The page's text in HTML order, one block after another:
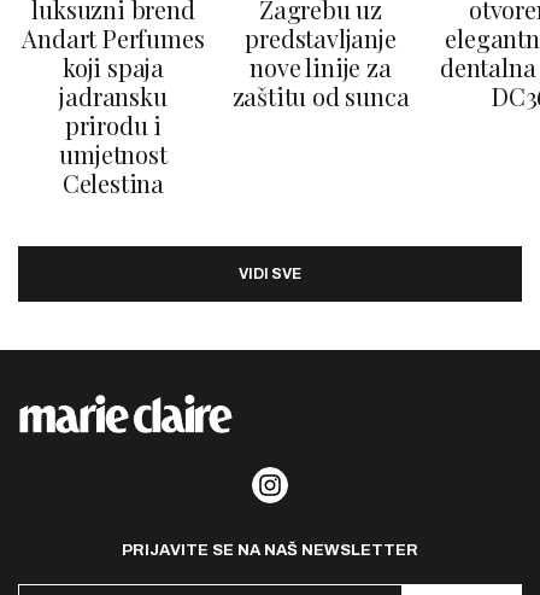
luksuzni brend
Andart Perfumes
koji spaja
jadransku
prirodu i
umjetnost
Celestina
Zagrebu uz
predstavljanje
nove linije za
zaštitu od sunca
VIDI SVE
PRIJAVITE SE NA NAŠ NEWSLETTER